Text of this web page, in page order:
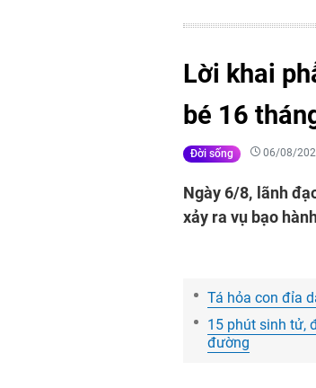
Lời khai
bé 16
Đời sống 06/08/
Ngày 6/8, lãnh
xảy ra vụ bạo
Tá hỏa con đỉa
15 phút sinh tử,
đường